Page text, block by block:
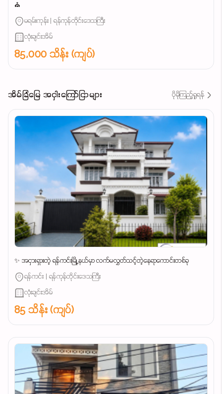
⛪
မရမ်းကုန်း | ရန်ကုန်တိုင်းဒေသကြီး
လုံးချင်းအိမ်
85,000 သိန်း (ကျပ်)
အိမ်ခြံမြေ အငှါးကြော်ငြာများ ပိုမိုကြည့်ရှုရန်
✨ အငှားရှားတဲ့ ရန်ကင်းမြို့နယ်မှာ လက်မလွှတ်သင့်တဲ့နေရာကောင်းတစ်ခု
ရန်ကင်း | ရန်ကုန်တိုင်းဒေသကြီး
လုံးချင်းအိမ်
85 သိန်း (ကျပ်)